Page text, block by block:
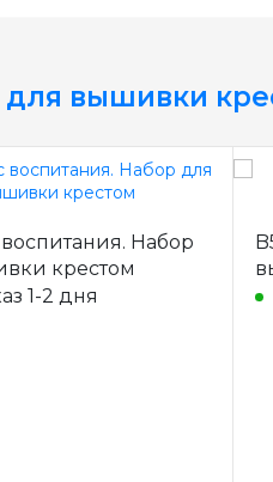
вышивки
крестом
1-2 дня